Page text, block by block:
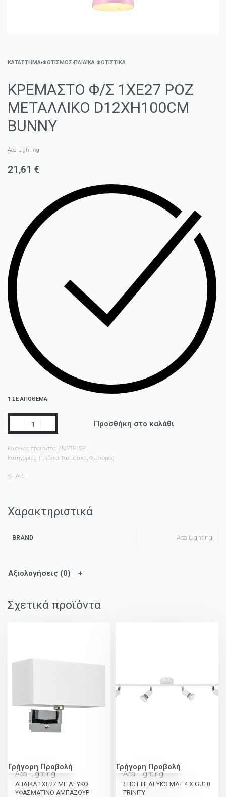
ΚΑΤΑΣΤΗΜΑ›ΦΩΤΙΣΜΌΣ›ΠΑΙΔΙΚΆ ΦΩΤΙΣΤΙΚΆ
ΚΡΕΜΑΣΤΟ Φ/Σ 1ΧΕ27 ΡΟΖ
ΜΕΤΑΛΛΙΚΟ D12XH100CM
BUNNY
Aca Lighting
21,61 €
1 ΣΕ ΑΠΌΘΕΜΑ
Προσθήκη στο καλάθι
Κωδικός προϊόντος: ZM71P12P
Κατηγορίες: Παιδικά Φωτιστικά, Φωτισμός
SHARE
Χαρακτηριστικά
BRAND Aca Lighting
Αξιολογήσεις (0)
Σχετικά προϊόντα
Γρήγορη Προβολή
Aca Lighting
ΑΠΛΙΚΑ 1XE27 ΜΕ ΛΕΥΚΟ
ΥΦΑΣΜΑΤΙΝΟ ΑΜΠΑΖΟΥΡ
Γρήγορη Προβολή
Aca Lighting
ΣΠΟΤ ΙΙΙΙ ΛΕΥΚΟ ΜΑΤ 4 Χ GU10
TRINITY